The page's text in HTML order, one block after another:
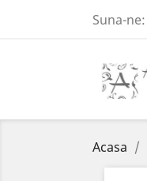
Suna-ne:
Acasa